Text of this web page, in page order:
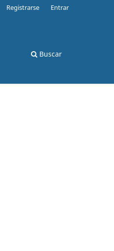
Buscar
Registrarse Entrar